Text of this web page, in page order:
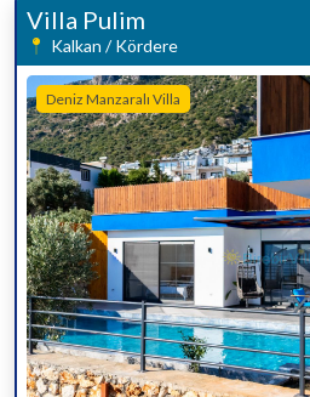
Villa Pulim
Kalkan / Kördere
Deniz Manzaralı Villa